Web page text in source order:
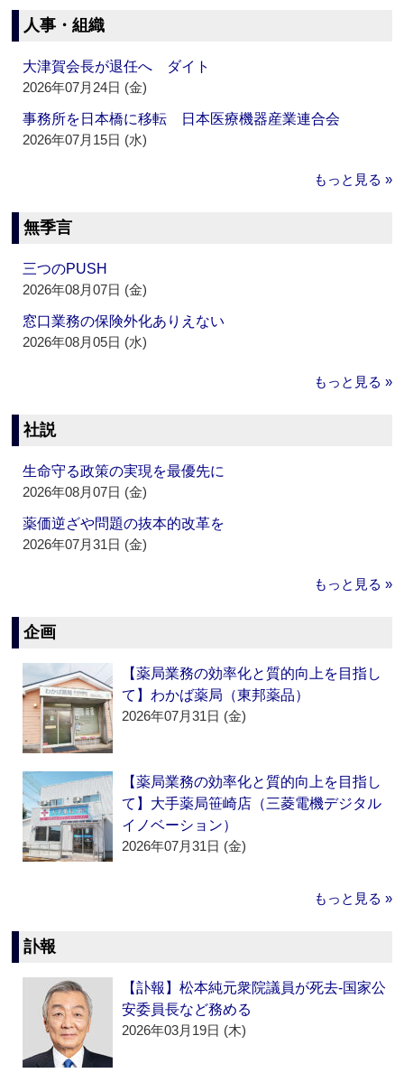
人事・組織
大津賀会長が退任へ ダイト
2026年07月24日 (金)
事務所を日本橋に移転 日本医療機器産業連合会
2026年07月15日 (水)
もっと見る »
無季言
三つのPUSH
2026年08月07日 (金)
窓口業務の保険外化ありえない
2026年08月05日 (水)
もっと見る »
社説
生命守る政策の実現を最優先に
2026年08月07日 (金)
薬価逆ざや問題の抜本的改革を
2026年07月31日 (金)
もっと見る »
企画
【薬局業務の効率化と質的向上を目指し
て】わかば薬局（東邦薬品）
2026年07月31日 (金)
【薬局業務の効率化と質的向上を目指し
て】大手薬局笹崎店（三菱電機デジタル
イノベーション）
2026年07月31日 (金)
もっと見る »
訃報
【訃報】松本純元衆院議員が死去‐国家公
安委員長など務める
2026年03月19日 (木)